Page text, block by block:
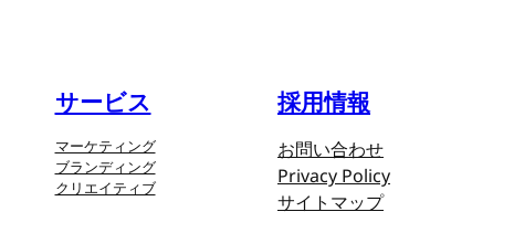
サービス
マーケティング
ブランディング
クリエイティブ
採用情報
お問い合わせ
Privacy Policy
サイトマップ